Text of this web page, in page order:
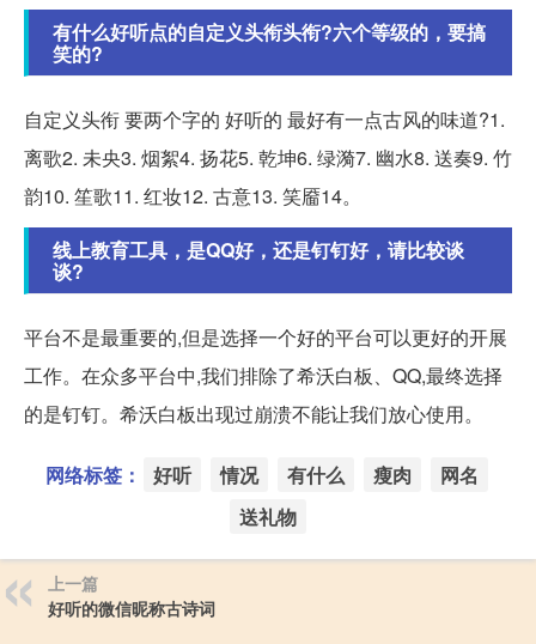
有什么好听点的自定义头衔头衔?六个等级的，要搞
笑的?
自定义头衔 要两个字的 好听的 最好有一点古风的味道?1.
离歌2. 未央3. 烟絮4. 扬花5. 乾坤6. 绿漪7. 幽水8. 送奏9. 竹
韵10. 笙歌11. 红妆12. 古意13. 笑靥14。
线上教育工具，是QQ好，还是钉钉好，请比较谈
谈?
平台不是最重要的,但是选择一个好的平台可以更好的开展
工作。在众多平台中,我们排除了希沃白板、QQ,最终选择
的是钉钉。希沃白板出现过崩溃不能让我们放心使用。
网络标签： 好听 情况 有什么 瘦肉
网名
送礼物
上一篇
好听的微信昵称古诗词